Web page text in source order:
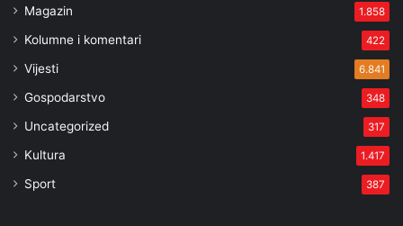
Magazin 1.858
Kolumne i komentari 422
Vijesti 6.841
Gospodarstvo 348
Uncategorized 317
Kultura 1.417
Sport 387